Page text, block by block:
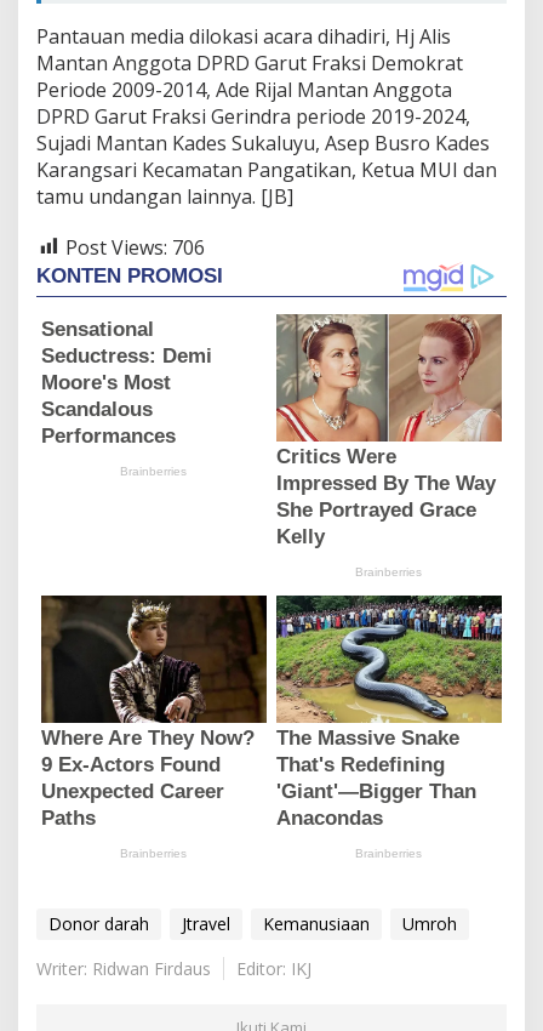
Pantauan media dilokasi acara dihadiri, Hj Alis
Mantan Anggota DPRD Garut Fraksi Demokrat
Periode 2009-2014, Ade Rijal Mantan Anggota
DPRD Garut Fraksi Gerindra periode 2019-2024,
Sujadi Mantan Kades Sukaluyu, Asep Busro Kades
Karangsari Kecamatan Pangatikan, Ketua MUI dan
tamu undangan lainnya. [JB]
Post Views: 706
Donor darah Jtravel Kemanusiaan
Umroh
Writer: Ridwan Firdaus
Editor: IKJ